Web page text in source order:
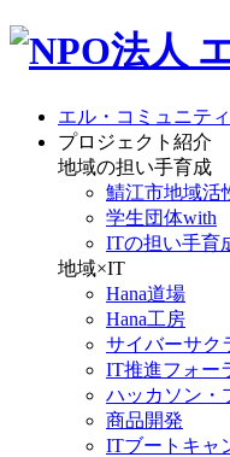
エル・コミュニテ
プロジェクト紹介
地域の担い手育成
鯖江市地域活
学生団体with
ITの担い手育
地域×IT
Hana道場
Hana工房
サイバーサク
IT推進フォー
ハッカソン・
商品開発
ITブートキャ